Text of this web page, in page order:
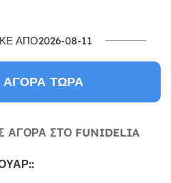
ΑΠΌ2026-08-11
ΑΓΟΡΆ ΤΏΡΑ
ΑΓΟΡΆ ΣΤΟ FUNIDELIA